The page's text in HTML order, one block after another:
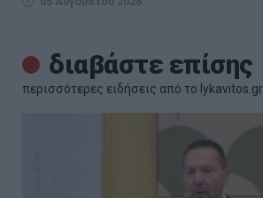
διαβάστε επίσης
περισσότερες ειδήσεις από το lykavitos.gr